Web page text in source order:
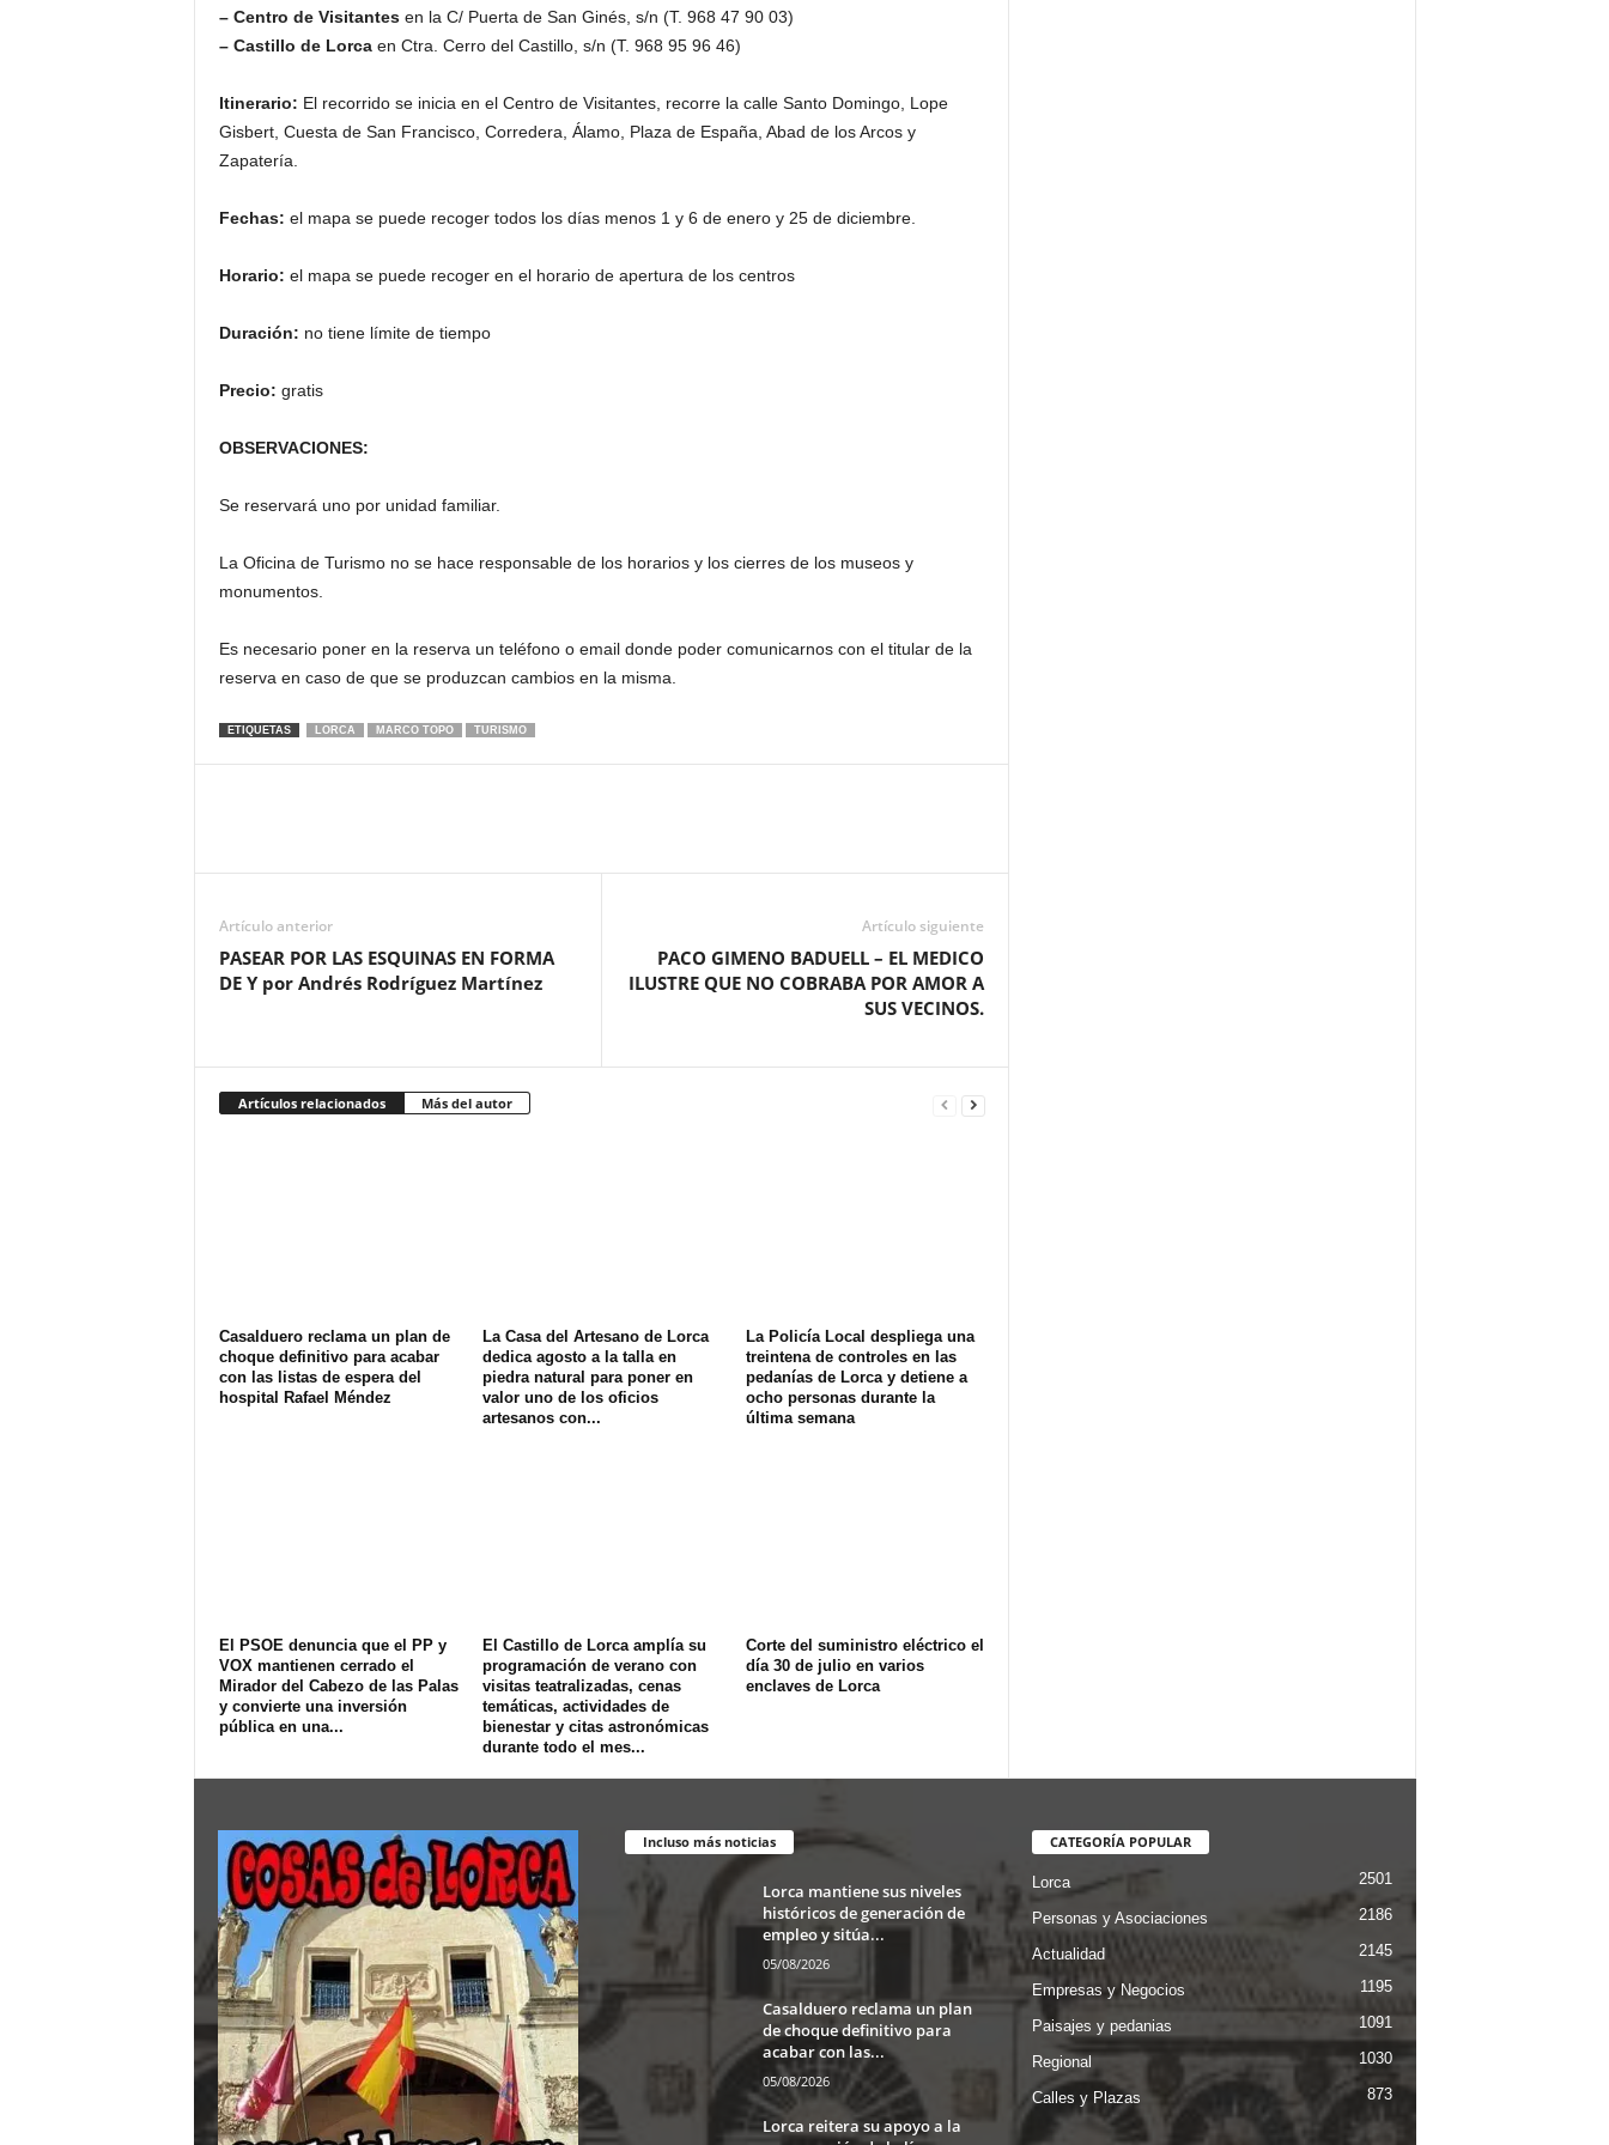
– Centro de Visitantesen la C/ Puerta de San Ginés, s/n (T. 968 47 90 03)
– Castillo de Lorcaen Ctra. Cerro del Castillo, s/n (T. 968 95 96 46)
Itinerario: El recorrido se inicia en el Centro de Visitantes, recorre la calle Santo Domingo, Lope
Gisbert, Cuesta de San Francisco, Corredera, Álamo, Plaza de España, Abad de los Arcos y
Zapatería.
Fechas: el mapa se puede recoger todos los días menos 1 y 6 de enero y 25 de diciembre.
Horario: el mapa se puede recoger en el horario de apertura de los centros
Duración: no tiene límite de tiempo
Precio: gratis
OBSERVACIONES:
Se reservará uno por unidad familiar.
La Oficina de Turismo no se hace responsable de los horarios y los cierres de los museos y
monumentos.
Es necesario poner en la reserva un teléfono o email donde poder comunicarnos con el titular de la
reserva en caso de que se produzcan cambios en la misma.
ETIQUETAS LORCA MARCO TOPO TURISMO
Artículo anterior
PASEAR POR LAS ESQUINAS EN FORMA
DE Y por Andrés Rodríguez Martínez
Artículo siguiente
PACO GIMENO BADUELL – EL MEDICO
ILUSTRE QUE NO COBRABA POR AMOR A
SUS VECINOS.
Artículos relacionados Más del autor
Casalduero reclama un plan de
choque definitivo para acabar
con las listas de espera del
hospital Rafael Méndez
La Casa del Artesano de Lorca
dedica agosto a la talla en
piedra natural para poner en
valor uno de los oficios
artesanos con...
La Policía Local despliega una
treintena de controles en las
pedanías de Lorca y detiene a
ocho personas durante la
última semana
El PSOE denuncia que el PP y
VOX mantienen cerrado el
Mirador del Cabezo de las Palas
y convierte una inversión
pública en una...
El Castillo de Lorca amplía su
programación de verano con
visitas teatralizadas, cenas
temáticas, actividades de
bienestar y citas astronómicas
durante todo el mes...
Corte del suministro eléctrico el
día 30 de julio en varios
enclaves de Lorca
Incluso más noticias
Lorca mantiene sus niveles
históricos de generación de
empleo y sitúa...
05/08/2026
Casalduero reclama un plan
de choque definitivo para
acabar con las...
05/08/2026
Lorca reitera su apoyo a la
CATEGORÍA POPULAR
Lorca 2501
Personas y Asociaciones 2186
Actualidad 2145
Empresas y Negocios 1195
Paisajes y pedanias 1091
Regional 1030
Calles y Plazas 873